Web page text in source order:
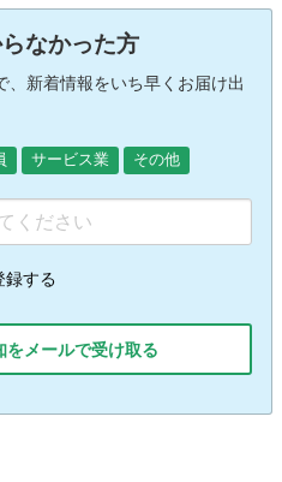
なかった方
、新着情報をいち早くお届け出
サービス業 その他
録する
メールで受け取る